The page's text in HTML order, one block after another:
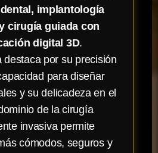
implantología
cirugía guiada con
digital 3D.
destaca por su precisión
para diseñar
y su delicadeza en el
de la cirugía
invasiva permite
cómodos, seguros y